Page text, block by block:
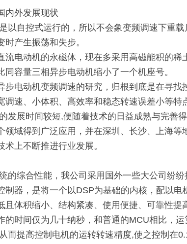
内外发展现状
以自控式运行的，所以不会象变频调速下重
时产生振荡和失步。
电动机的永磁体，现在多采用高磁能积的稀
同容量三相异步电动机缩小了一个机座号。
电动机变频调速的研究，归根到底是在寻找
调速、小体积、高效率和稳态转速误差小等特
展时间较短,便随着技术的日益成熟与完善得
领域得到广泛应用，并在深圳、长沙、上海
上不断推进行业发展。
的综合性能，我公司采用国外一些大公司纷
制器，是将一个以DSP为基础的内核，配以
且体积缩小、结构紧凑、使用便捷、可靠性
的时间仅为几十纳秒，和普通的MCU相比，
而提高控制电机的运转转速精度,使之控制在